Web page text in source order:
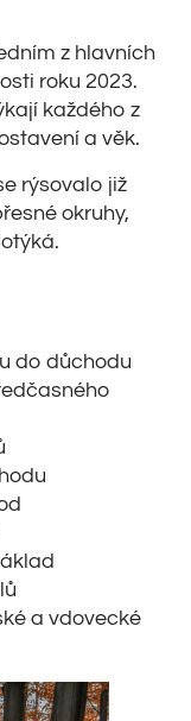
z hlavních
roku 2023.
každého z
a věk.
rýsovalo již
okruhy,
do důchodu
a vdovecké